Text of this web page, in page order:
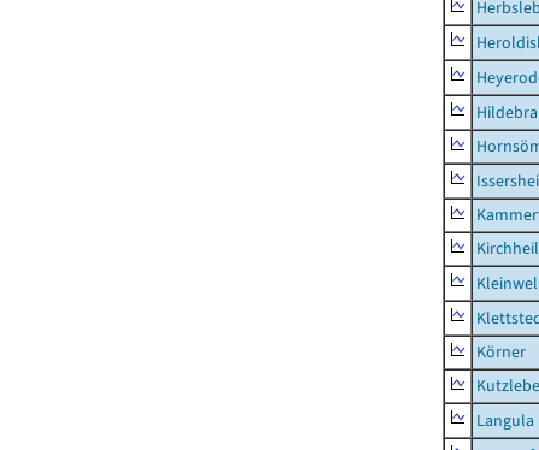
Körner
Langula